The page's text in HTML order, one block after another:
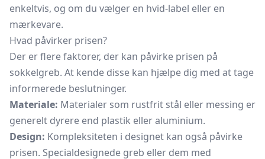
enkeltvis, og om du vælger en hvid-label eller en
mærkevare.
Hvad påvirker prisen?
Der er flere faktorer, der kan påvirke prisen på
sokkelgreb. At kende disse kan hjælpe dig med at tage
informerede beslutninger.
Materiale: Materialer som rustfrit stål eller messing er
generelt dyrere end plastik eller aluminium.
Design: Kompleksiteten i designet kan også påvirke
prisen. Specialdesignede greb eller dem med